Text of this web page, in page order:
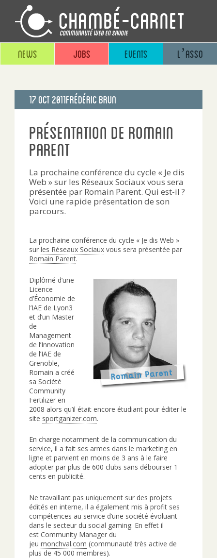
News Jobs Events L’asso
Publié
17 Oct 2011Frédéric Brun
Présentation de Romain
Parent
La prochaine conférence du cycle « Je dis
Web » sur les Réseaux Sociaux vous sera
présentée par Romain Parent. Qui est-il ?
Voici une rapide présentation de son
parcours.
La prochaine conférence du cycle « Je dis Web »
sur les Réseaux Sociaux vous sera présentée par
Romain Parent.
Diplômé d’une
Licence
d’Économie de
l’IAE de Lyon3
et d’un Master
de
Management
de l’Innovation
de l’IAE de
Grenoble,
Romain a créé
sa Société
Community
Fertilizer en
2008 alors qu’il était encore étudiant pour éditer le
site sportganizer.com.
En charge notamment de la communication du
service, il a fait ses armes dans le marketing en
ligne et parvient en moins de 3 ans à le faire
adopter par plus de 600 clubs sans débourser 1
cents en publicité.
Ne travaillant pas uniquement sur des projets
édités en interne, il a également mis à profit ses
compétences au service d’une société évoluant
dans le secteur du social gaming. En effet il
est Community Manager du
jeu monchval.com (communauté très active de
plus de 45 000 membres).